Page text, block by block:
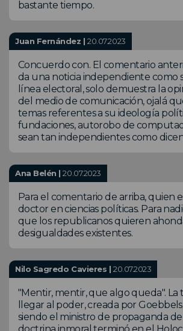
bastante tiempo.
Juan Fernández |20.07.2023
Concuerdo con. El comentario
da una noticia independiente como
línea electoral, solo demuestra la
del medio de comunicación, ojalá
temas referentes a su ideología
fundaciones, autorobo de
sean tan independientes como
Ana Belén |20.07.2023
Para el comentario de arriba, quien
doctor en ciencias políticas. Para
que los republicanos quieren
desigualdades existentes.
Nilo Sagredo Cavieres | 20.07.2023
"Mentir, mentir, que algo queda". La
llegar al poder, creada por
siendo el ministro de propaganda de